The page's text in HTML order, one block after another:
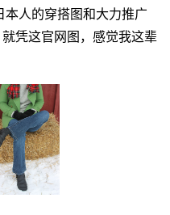
人的穿搭图和大力推广
凭这官网图，感觉我这辈